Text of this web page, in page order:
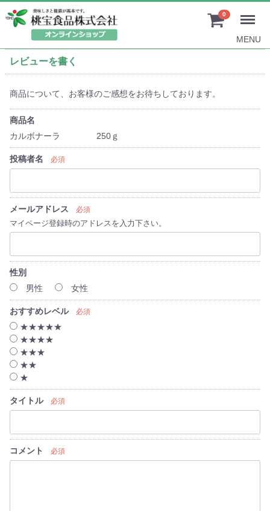
0
MENU
レビューを書く
商品について、お客様のご感想をお待ちしております。
商品名
カルボナーラ 250ｇ
投稿者名 必須
メールアドレス 必須
マイページ登録時のアドレスを入力下さい。
性別
男性
女性
おすすめレベル 必須
★★★★★
★★★★
★★★
★★
★
タイトル 必須
コメント 必須